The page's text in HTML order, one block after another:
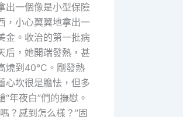
出一個像是小型保險
，小心翼翼地拿出一
金。收治的第一批病
后，她開端發熱，甚
燒到40℃。剛發熱
心坎很是膽怯，但多
“年夜白”們的撫慰。
？感到怎么樣？”固